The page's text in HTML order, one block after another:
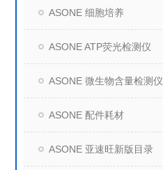
ASONE 细胞培养
ASONE ATP荧光检测仪
ASONE 微生物含量检测仪
ASONE 配件耗材
ASONE 亚速旺新版目录